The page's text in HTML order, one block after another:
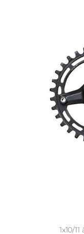
1x10/